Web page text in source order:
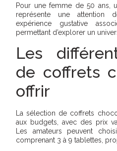
Pour une femme de 50 ans,
représente une attention
expérience gustative
permettant d’explorer un
Les
de coffrets
offrir
La sélection de coffrets
aux budgets, avec des prix
Les amateurs peuvent
comprenant 3 à 9 tablettes,